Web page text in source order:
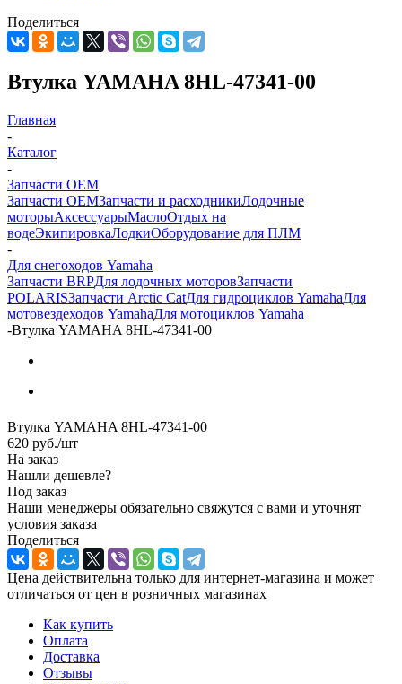
Поделиться
Втулка YAMAHA 8HL-47341-00
Главная
-
Каталог
-
Запчасти OEM
Запчасти OEMЗапчасти и расходникиЛодочные
моторыАксессуарыМаслоОтдых на
водеЭкипировкаЛодкиОборудование для ПЛМ
-
Для снегоходов Yamaha
Запчасти BRPДля лодочных моторовЗапчасти
POLARISЗапчасти Arctic CatДля гидроциклов YamahaДля
мотовездеходов YamahaДля мотоциклов Yamaha
-Втулка YAMAHA 8HL-47341-00
Втулка YAMAHA 8HL-47341-00
620 руб./шт
На заказ
Нашли дешевле?
Под заказ
Наши менеджеры обязательно свяжутся с вами и уточнят
условия заказа
Поделиться
Цена действительна только для интернет-магазина и может
отличаться от цен в розничных магазинах
Как купить
Оплата
Доставка
Отзывы